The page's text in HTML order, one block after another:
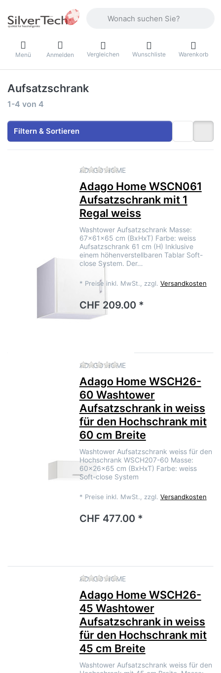
Menü Anmelden Vergleichen Wunschliste Warenkorb
Aufsatzschrank
Suchergebnisse:
1-4 von 4
Filtern & Sortieren
ADAGO HOMEZu diesem Produkt liegen
Adago Home WSCN061
Aufsatzschrank mit 1
Regal weiss
Washtower Aufsatzschrank Masse:
67x61x65 cm (BxHxT) Farbe: weiss
Aufsatzschrank 61 cm (H) Inklusive
einem höhenverstellbaren Tablar Soft-
close System. Der…
* Preise inkl. MwSt., zzgl. Versandkosten
CHF 209.00 *
ADAGO HOMEZu diesem Produkt liegen
Adago Home WSCH26-
60 Washtower
Aufsatzschrank in weiss
für den Hochschrank mit
60 cm Breite
Washtower Aufsatzschrank weiss für den
Hochschrank WSCH207-60 Masse:
60x26x65 cm (BxHxT) Farbe: weiss
Soft-close System
* Preise inkl. MwSt., zzgl. Versandkosten
CHF 477.00 *
ADAGO HOMEZu diesem Produkt liegen
Adago Home WSCH26-
45 Washtower
Aufsatzschrank in weiss
für den Hochschrank mit
45 cm Breite
Washtower Aufsatzschrank weiss für den